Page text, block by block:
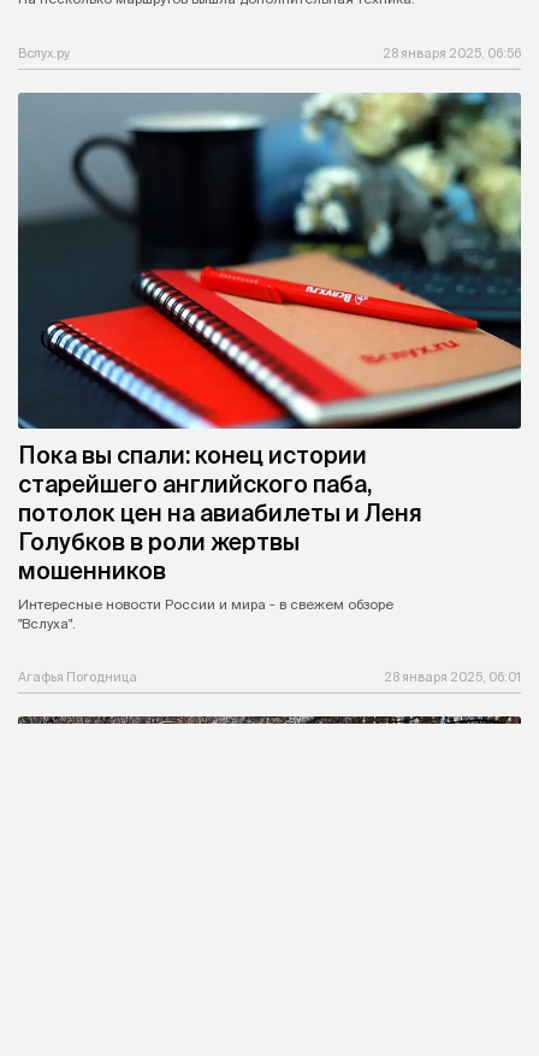
Вслух.ру 28 января 2025, 06:56
Пока вы спали: конец истории
старейшего английского паба,
потолок цен на авиабилеты и Леня
Голубков в роли жертвы
мошенников
Интересные новости России и мира - в свежем обзоре
"Вслуха".
Агафья Погодница 28 января 2025, 06:01